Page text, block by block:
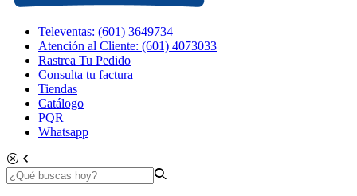
Televentas: (601) 3649734
Atención al Cliente: (601) 4073033
Rastrea Tu Pedido
Consulta tu factura
Tiendas
Catálogo
PQR
Whatsapp